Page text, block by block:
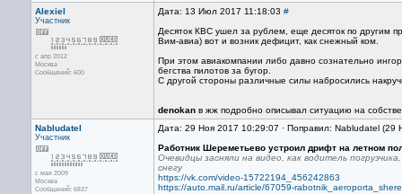
Alexiel
Участник
с апр 2012
Москва
Сообщений: 600
Дата: 13 Июл 2017 11:18:03 #
Десяток КВС ушел за рублем, еще десяток по другим
Вим-авиа) вот и возник дефицит, как снежный ком.
При этом авиакомпании либо давно сознательно
бегства пилотов за бугор.
С другой стороны различные силы набросились
denokan в жж подробно описывал ситуацию на
Nabludatel
Участник
с мая 2009
Москва
Сообщений: 6837
Дата: 29 Ноя 2017 10:29:07 · Поправил: Nabludatel
Работник Шереметьево устроил дрифт на летном
Очевидцы засняли на видео, как водитель
снегу
https://vk.com/video-15722194_456242863
https://auto.mail.ru/article/67059-